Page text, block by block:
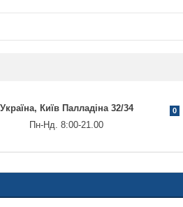
Україна, Київ Палладіна 32/34
Пн-Нд. 8:00-21.00
0